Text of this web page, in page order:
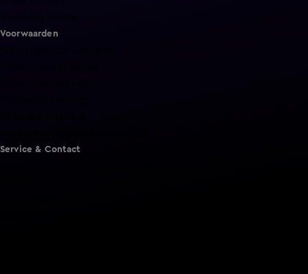
Voorwaarden
Service & Contact